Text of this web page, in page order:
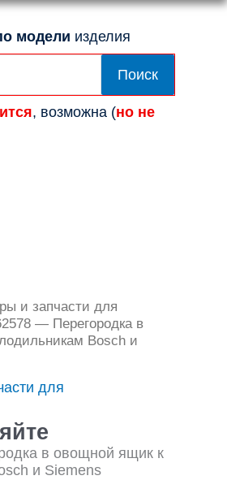
модели изделия
Поиск
, возможна (но не
и запчасти для
— Перегородка в
Bosch и
для
в овощной ящик к
и Siemens